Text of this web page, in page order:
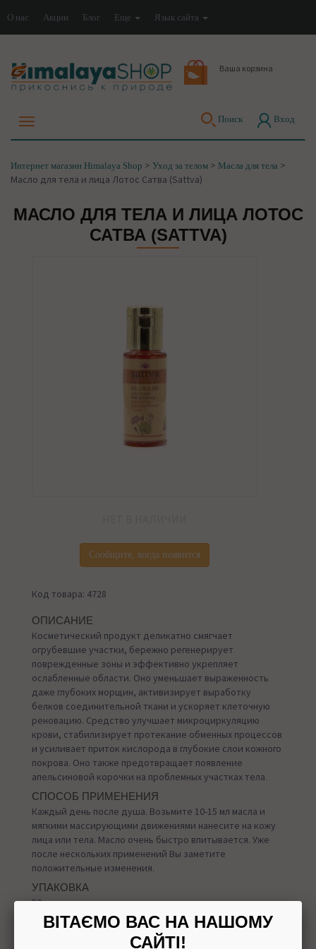
О нас Акции Блог Еще Язык сайта
Ваша корзина
Поиск Вход
Интернет магазин Himalaya Shop > Уход за телом > Масла для тела >
Масло для тела и лица Лотос Сатва (Sattva)
МАСЛО ДЛЯ ТЕЛА И ЛИЦА ЛОТОС
САТВА (SATTVA)
Сообщите, когда появится
Код товара: 4728
ОПИСАНИЕ
Косметический продукт деликатно смягчает
огрубевшие участки, бережно регенерирует
поврежденные зоны и эффективно укрепляет
ослабленные области. Оно уменьшает выраженность
даже глубоких морщин, активизирует выработку
белков соединительной ткани и ускоряет клеточную
реновацию. Средство улучшает микроциркуляцию
крови, стабилизирует протекание обменных процессов
и усиливает приток кислорода в глубокие слои кожного
покрова. Оно также предотвращает появление
апельсиновой корочки на проблемных участках тела.
СПОСОБ ПРИМЕНЕНИЯ
Каждый день после душа. Возьмите 10-15 мл масла и
мягкими массирующими движениями нанесите на кожу
лица или тела. Масло очень быстро впитывается. Уже
после нескольких применений Вы заметите
положительные изменения.
УПАКОВКА
50 мл
ВІТАЄМО ВАС НА НАШОМУ
САЙТІ!